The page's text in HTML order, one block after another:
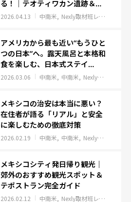
る！｜テオティワカン遺跡＆歴
史地区ツアー
2026.04.13 中南米 Nexly取材班レポート
アメリカから最も近い“もうひと
つの日本”へ。露天風呂と本格和
食を楽しむ、日本式ステイ
「FUJITAYA QUERETARO」
2026.03.06 中南米 中南米 Nexly取材班レポート
メキシコの治安は本当に悪い？
在住者が語る「リアル」と安全
に楽しむための徹底対策
2026.02.19 中南米 中南米 Nexly取材班レポート
メキシコシティ発日帰り観光｜
郊外のおすすめ観光スポット＆
テポストラン完全ガイド
2026.02.12 中南米 Nexly取材班レポート